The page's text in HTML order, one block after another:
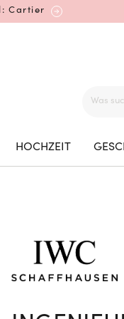
Cartier
Uhren von Cartier
Grand Seiko
HOCHZEIT